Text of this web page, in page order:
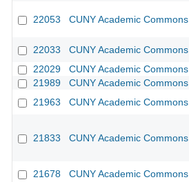
22053 CUNY Academic Commons
22033 CUNY Academic Commons
22029
CUNY Academic Commons
21989
CUNY Academic Commons
21963
CUNY Academic Commons
21833 CUNY Academic Commons
21678 CUNY Academic Commons